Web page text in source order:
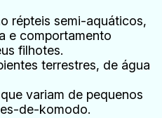
répteis semi-aquáticos,
e comportamento
filhotes.
terrestres, de água
variam de pequenos
de-komodo.